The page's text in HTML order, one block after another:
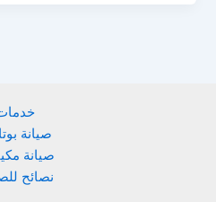
صيانة
صيانة
نصائح